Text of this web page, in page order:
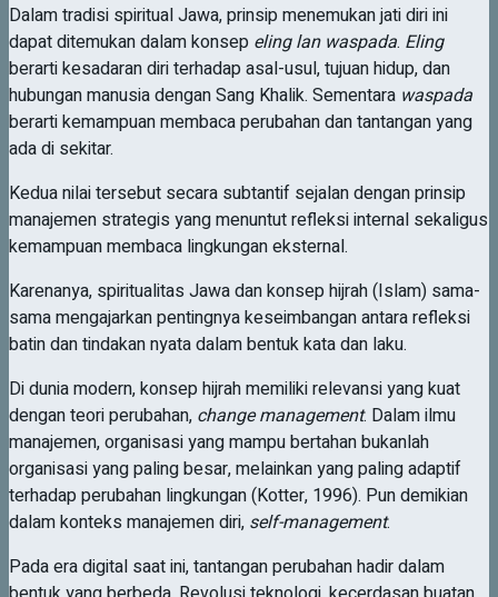
Dalam tradisi spiritual Jawa, prinsip menemukan jati diri ini
dapat ditemukan dalam konsep eling lan waspada. Eling
berarti kesadaran diri terhadap asal-usul, tujuan hidup, dan
hubungan manusia dengan Sang Khalik. Sementara waspada
berarti kemampuan membaca perubahan dan tantangan yang
ada di sekitar.
Kedua nilai tersebut secara subtantif sejalan dengan prinsip
manajemen strategis yang menuntut refleksi internal sekaligus
kemampuan membaca lingkungan eksternal.
Karenanya, spiritualitas Jawa dan konsep hijrah (Islam) sama-
sama mengajarkan pentingnya keseimbangan antara refleksi
batin dan tindakan nyata dalam bentuk kata dan laku.
Di dunia modern, konsep hijrah memiliki relevansi yang kuat
dengan teori perubahan, change management. Dalam ilmu
manajemen, organisasi yang mampu bertahan bukanlah
organisasi yang paling besar, melainkan yang paling adaptif
terhadap perubahan lingkungan (Kotter, 1996). Pun demikian
dalam konteks manajemen diri, self-management.
Pada era digital saat ini, tantangan perubahan hadir dalam